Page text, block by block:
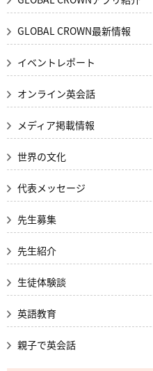
GLOBAL CROWN最新情報
イベントレポート
オンライン英会話
メディア掲載情報
世界の文化
代表メッセージ
先生募集
先生紹介
生徒体験談
英語教育
親子で英会話